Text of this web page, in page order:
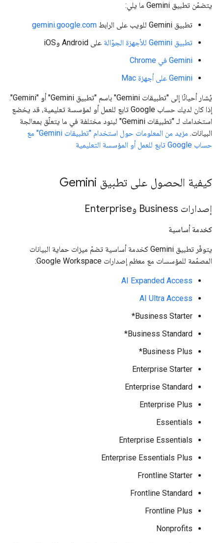
يتضمّن تطبيق Gemini ما يلي:
تطبيق Gemini للويب على الرابط
gemini.google.com
تطبيق Gemini للأجهزة الجوّالة
على Android وiOS
‫Gemini في Chrome
‫Gemini على أجهزة Mac
يُشار أحيانًا إلى "تطبيقات Gemini" باسم "تطبيق Gemini" أو "Gemini".
إذا كان لديك حساب Google تابع للعمل أو لمؤسسة تعليمية، قد يخضع
استخدامك لـ "تطبيقات Gemini" لبنود مختلفة في ما يتعلّق بمعالجة
البيانات.
مزيد من المعلومات حول استخدام "تطبيقات Gemini" مع
حساب Google تابع للعمل أو المؤسسة التعليمية
كيفية الحصول على تطبيق Gemini
إصدارات Business وEnterprise
كخدمة أساسية
يتوفّر تطبيق Gemini كخدمة أساسية تضمّ ميزات حماية البيانات
المصمّمة للمؤسسات مع معظم إصدارات Google Workspace:
AI Expanded Access
AI Ultra Access
Business Starter*
Business Standard*
Business Plus*
Enterprise Starter
Enterprise Standard
Enterprise Plus
Essentials
Enterprise Essentials
Enterprise Essentials Plus
Frontline Starter
Frontline Standard
Frontline Plus
Nonprofits